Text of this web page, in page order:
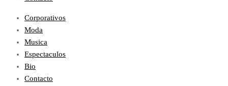
Corporativos
Moda
Musica
Espectaculos
Bio
Contacto